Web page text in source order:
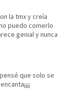
la tmx y creía
puedo comerlo
genial y nunca
que solo se